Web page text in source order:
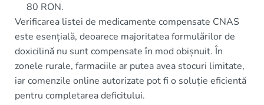
80 RON.
Verificarea listei de medicamente compensate CNAS
este esențială, deoarece majoritatea formulărilor de
doxicilină nu sunt compensate în mod obișnuit. În
zonele rurale, farmaciile ar putea avea stocuri limitate,
iar comenzile online autorizate pot fi o soluție eficientă
pentru completarea deficitului.